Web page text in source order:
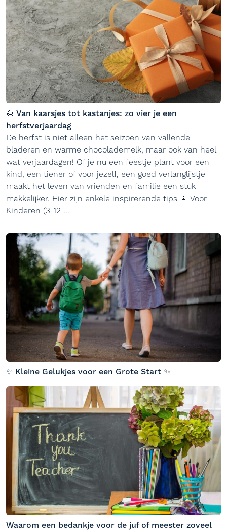
🌰 Van kaarsjes tot kastanjes: zo vier je een
herfstverjaardag
De herfst is niet alleen het seizoen van vallende
bladeren en warme chocolademelk, maar ook van heel
wat verjaardagen! Of je nu een feestje plant voor een
kind, een tiener of voor jezelf, een goed verlanglijstje
maakt het leven van vrienden en familie een stuk
makkelijker. Hier zijn enkele inspirerende tips 👧 Voor
Kinderen (3-12 ...
✨ Kleine Gelukjes voor een Grote Start ✨
Waarom een bedankje voor de juf of meester zoveel